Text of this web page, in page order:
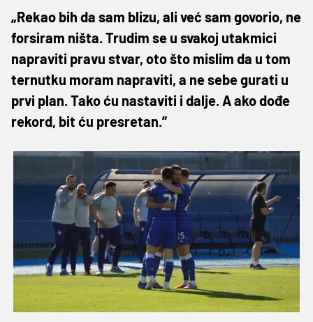
„Rekao bih da sam blizu, ali već sam govorio, ne
forsiram ništa. Trudim se u svakoj utakmici
napraviti pravu stvar, oto što mislim da u tom
ternutku moram napraviti, a ne sebe gurati u
prvi plan. Tako ću nastaviti i dalje. A ako dođe
rekord, bit ću presretan.”